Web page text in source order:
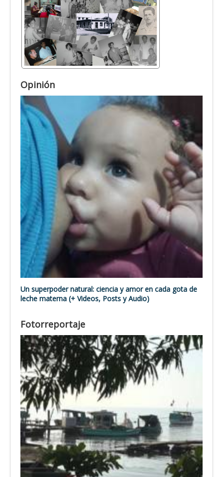
Opinión
Un superpoder natural: ciencia y amor en cada gota de
leche materna (+ Videos, Posts y Audio)
Fotorreportaje